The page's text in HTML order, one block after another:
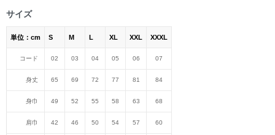
サイズ
単位：cm S M L XL XXL XXXL
コード 02 03 04 05 06 07
身丈 65 69 72 77 81 84
身巾 49 52 55 58 63 68
肩巾 42 46 50 54 57 60